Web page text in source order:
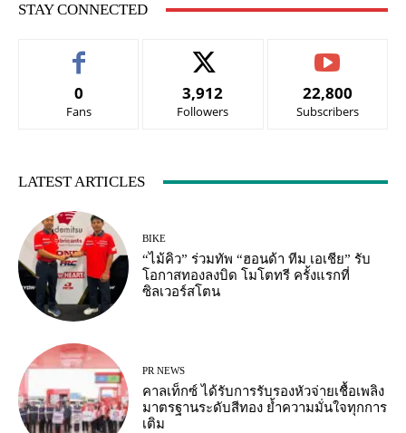
STAY CONNECTED
0
Fans
3,912
Followers
22,800
Subscribers
LATEST ARTICLES
BIKE
“ไม้คิว” ร่วมทัพ “ฮอนด้า ทีม เอเชีย” รับ
โอกาสทองลงบิด โมโตทรี ครั้งแรกที่
ซิลเวอร์สโตน
PR NEWS
คาลเท็กซ์ ได้รับการรับรองหัวจ่ายเชื้อเพลิง
มาตรฐานระดับสีทอง ย้ำความมั่นใจทุกการ
เติม